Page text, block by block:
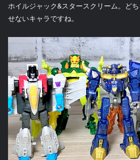
ホイルジャック&スタースクリーム。ど
せないキャラですね。